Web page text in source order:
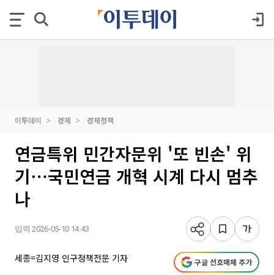
이투데이 경제 경제정책
연금특위 민간자문위 '또 빈손' 위
기⋯국민연금 개혁 시계 다시 멈추
나
입력 2026-05-10 14:43
세종=김지영 인구정책전문 기자 구글 선호매체 추가